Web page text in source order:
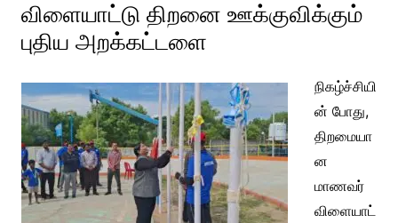
விளையாட்டு திறனை ஊக்குவிக்கும்
புதிய அறக்கட்டளை
நிகழ்ச்சியி
ன் போது,
திறமையா
ன
மாணவர்
விளையாட்